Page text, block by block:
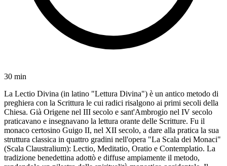
30 min
La Lectio Divina (in latino "Lettura Divina") è un antico metodo di
preghiera con la Scrittura le cui radici risalgono ai primi secoli della
Chiesa. Già Origene nel III secolo e sant'Ambrogio nel IV secolo
praticavano e insegnavano la lettura orante delle Scritture. Fu il
monaco certosino Guigo II, nel XII secolo, a dare alla pratica la sua
struttura classica in quattro gradini nell'opera "La Scala dei Monaci"
(Scala Claustralium): Lectio, Meditatio, Oratio e Contemplatio. La
tradizione benedettina adottò e diffuse ampiamente il metodo,